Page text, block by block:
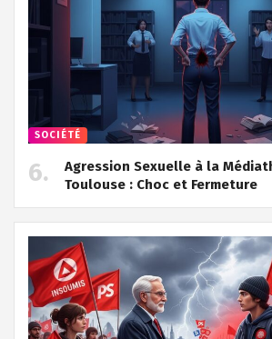
SOCIÉTÉ
Agression Sexuelle à la
Toulouse : Choc et Fermeture